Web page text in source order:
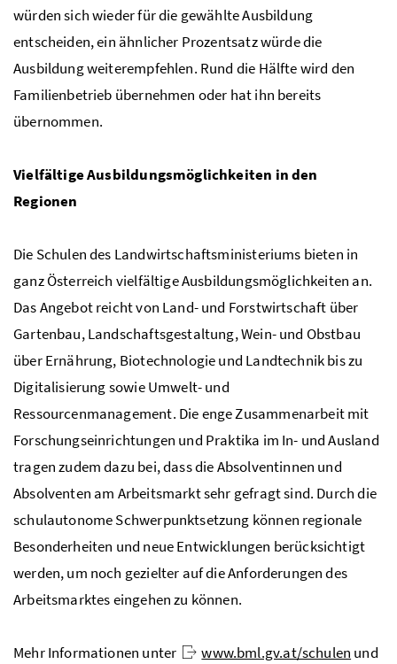
würden sich wieder für die gewählte Ausbildung
entscheiden, ein ähnlicher Prozentsatz würde die
Ausbildung weiterempfehlen. Rund die Hälfte wird den
Familienbetrieb übernehmen oder hat ihn bereits
übernommen.
Vielfältige Ausbildungsmöglichkeiten in den
Regionen
Die Schulen des Landwirtschaftsministeriums bieten in
ganz Österreich vielfältige Ausbildungsmöglichkeiten an.
Das Angebot reicht von Land- und Forstwirtschaft über
Gartenbau, Landschaftsgestaltung, Wein- und Obstbau
über Ernährung, Biotechnologie und Landtechnik bis zu
Digitalisierung sowie Umwelt- und
Ressourcenmanagement. Die enge Zusammenarbeit mit
Forschungseinrichtungen und Praktika im In- und Ausland
tragen zudem dazu bei, dass die Absolventinnen und
Absolventen am Arbeitsmarkt sehr gefragt sind. Durch die
schulautonome Schwerpunktsetzung können regionale
Besonderheiten und neue Entwicklungen berücksichtigt
werden, um noch gezielter auf die Anforderungen des
Arbeitsmarktes eingehen zu können.
Mehr Informationen unter www.bml.gv.at/schulen und